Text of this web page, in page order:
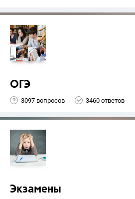
ОГЭ
3097 вопросов 3460 ответов
Экзамены